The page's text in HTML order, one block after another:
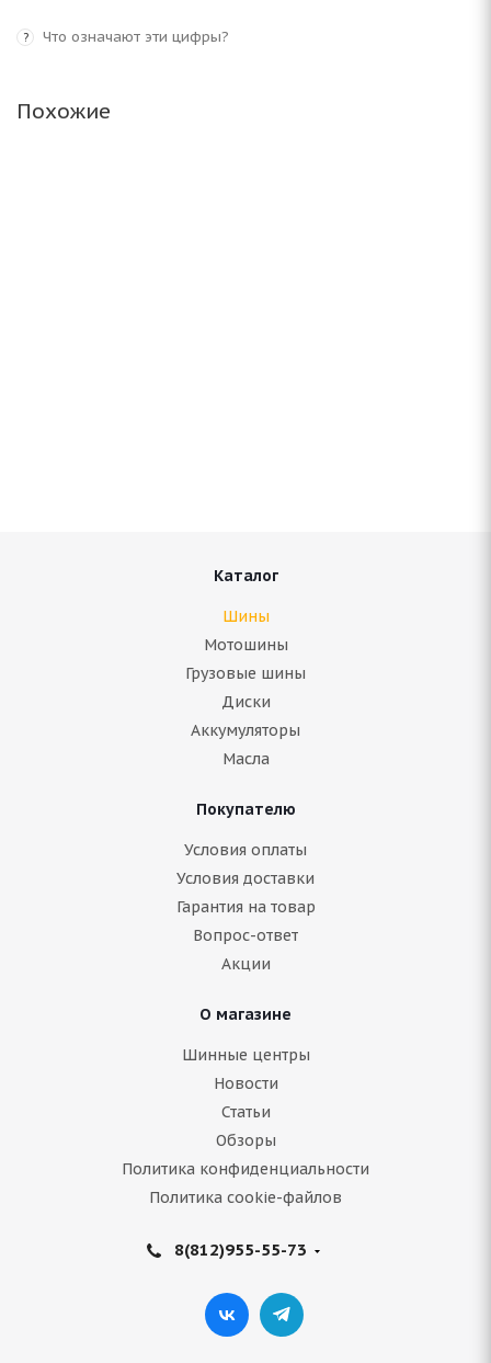
? Что означают эти цифры?
Похожие
ARIVO ICE CLAW ARW8 235/65 R17 108T
Каталог
Шины
Мотошины
Грузовые шины
Диски
Аккумуляторы
Масла
Покупателю
Условия оплаты
Условия доставки
Гарантия на товар
Вопрос-ответ
Акции
О магазине
Шинные центры
Новости
Статьи
Обзоры
Политика конфиденциальности
Политика cookie-файлов
8(812)955-55-73